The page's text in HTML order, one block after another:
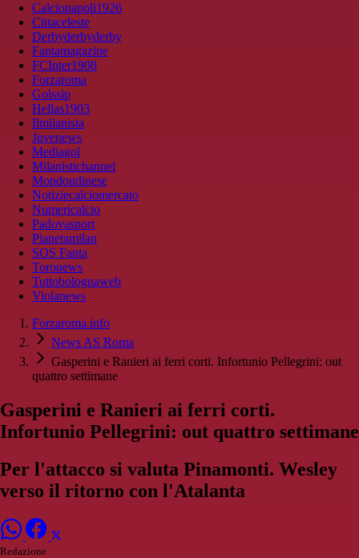
Calcionapoli1926
Cittaceleste
Derbyderbyderby
Fantamagazine
FCInter1908
Forzaroma
Golssip
Hellas1903
Ilmilanista
Juvenews
Mediagol
Milanistichannel
Mondoudinese
Notiziecalciomercato
Numericalcio
Padovasport
Pianetamilan
SOS Fanta
Toronews
Tuttobolognaweb
Violanews
Forzaroma.info
News AS Roma
Gasperini e Ranieri ai ferri corti. Infortunio Pellegrini: out
quattro settimane
Gasperini e Ranieri ai ferri corti.
Infortunio Pellegrini: out quattro settimane
Per l'attacco si valuta Pinamonti. Wesley
verso il ritorno con l'Atalanta
Redazione